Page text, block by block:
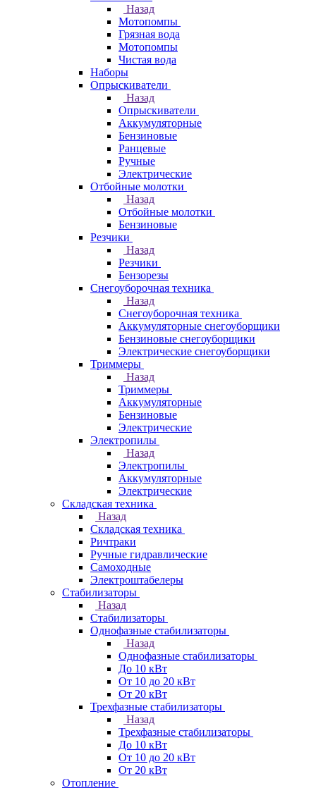
Назад
Мотопомпы
Грязная вода
Мотопомпы
Чистая вода
Наборы
Опрыскиватели
Назад
Опрыскиватели
Аккумуляторные
Бензиновые
Ранцевые
Ручные
Электрические
Отбойные молотки
Назад
Отбойные молотки
Бензиновые
Резчики
Назад
Резчики
Бензорезы
Снегоуборочная техника
Назад
Снегоуборочная техника
Аккумуляторные снегоуборщики
Бензиновые снегоуборщики
Электрические снегоуборщики
Триммеры
Назад
Триммеры
Аккумуляторные
Бензиновые
Электрические
Электропилы
Назад
Электропилы
Аккумуляторные
Электрические
Складская техника
Назад
Складская техника
Ричтраки
Ручные гидравлические
Самоходные
Электроштабелеры
Стабилизаторы
Назад
Стабилизаторы
Однофазные стабилизаторы
Назад
Однофазные стабилизаторы
До 10 кВт
От 10 до 20 кВт
От 20 кВт
Трехфазные стабилизаторы
Назад
Трехфазные стабилизаторы
До 10 кВт
От 10 до 20 кВт
От 20 кВт
Отопление